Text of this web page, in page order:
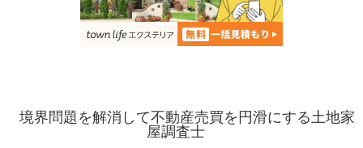
境界問題を解消して不動産売買を円滑にする土地家
屋調査士